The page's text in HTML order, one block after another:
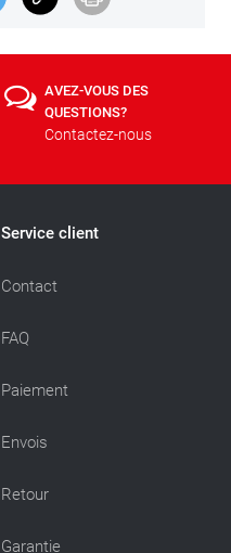
AVEZ-VOUS DES
QUESTIONS?
Contactez-nous
Service client
Contact
FAQ
Paiement
Envois
Retour
Garantie